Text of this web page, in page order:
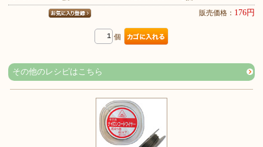
販売価格： 176円
個
その他のレシピはこちら